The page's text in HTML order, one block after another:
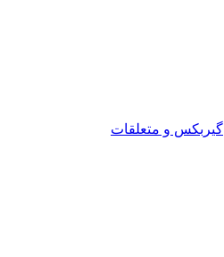
گیربکس و متعلقات